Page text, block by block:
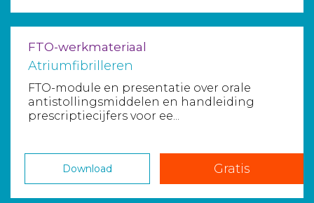
FTO-werkmateriaal
Atriumfibrilleren
FTO-module en presentatie over orale
antistollingsmiddelen en handleiding
prescriptiecijfers voor ee...
Download Gratis